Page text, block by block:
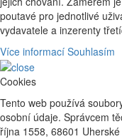
poutavé pro jednotlivé
vydavatele a inzerenty
Více informací Souhlasím
Cookies
Tento web používá
osobní údaje. Správcem
října 1558, 68601